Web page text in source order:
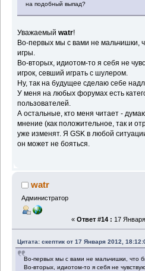
на подобный выпад?
Уважаемыйwatr!
Во-первых мы с вами не мальчишки,
игры.
Во-вторых, идиотом-то я себя не
игрок, севший играть с шулером.
Ну, так на будущее сделаю себе
У меня на любых форумах есть
пользователей.
А остальные, кто меня читает -
мнение (как положительное, так и
уже изменят. Я GSK в любой
он может не бояться.
watr
Администратор
« Ответ #14 : 17
Цитата: скептик от 17 Января 2012,
Во-первых мы с вами не мальчишки, что
Во-вторых, идиотом-то я себя не